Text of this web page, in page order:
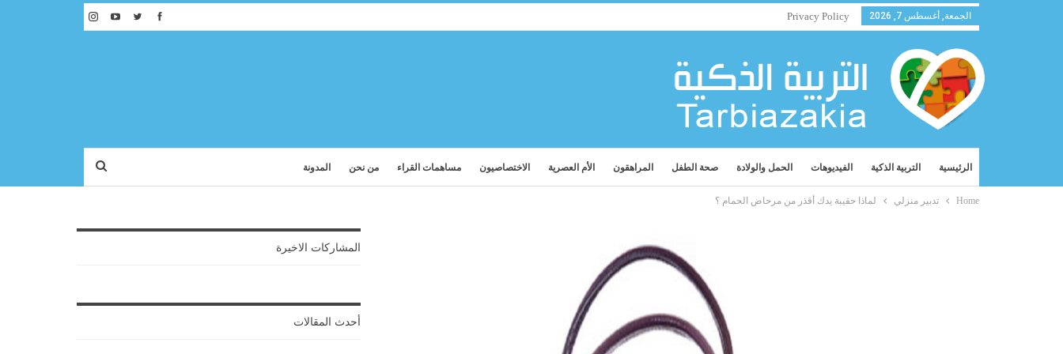
الجمعة, أغسطس 7, 2026 Privacy Policy
الرئيسية التربية الذكية الفيديوهات الحمل والولادة صحة الطفل المراهقون الأم العصرية الاختصاصيون مساهمات القراء من نحن المدونة
Home تدبير منزلي لماذا حقيبة يدك أقذر من مرحاض الحمام ؟
المشاركات الاخيرة
أحدث المقالات